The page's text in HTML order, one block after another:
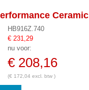
Ceramic
HB916Z.740
€ 231,29
nu voor:
€ 208,16
(€ 172,04 excl. btw )